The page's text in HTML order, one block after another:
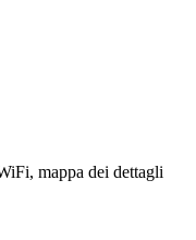
mappa dei dettagli